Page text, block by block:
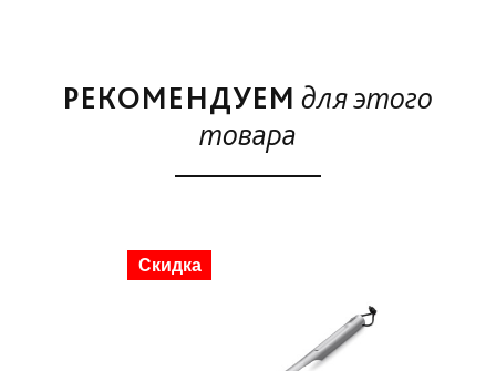
РЕКОМЕНДУЕМ для этого
товара
Скидка